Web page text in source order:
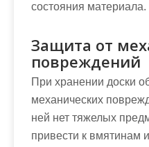
состояния материала.
Защита от
повреждений
При хранении доски
механических
ней нет тяжелых
привести к вмятинам